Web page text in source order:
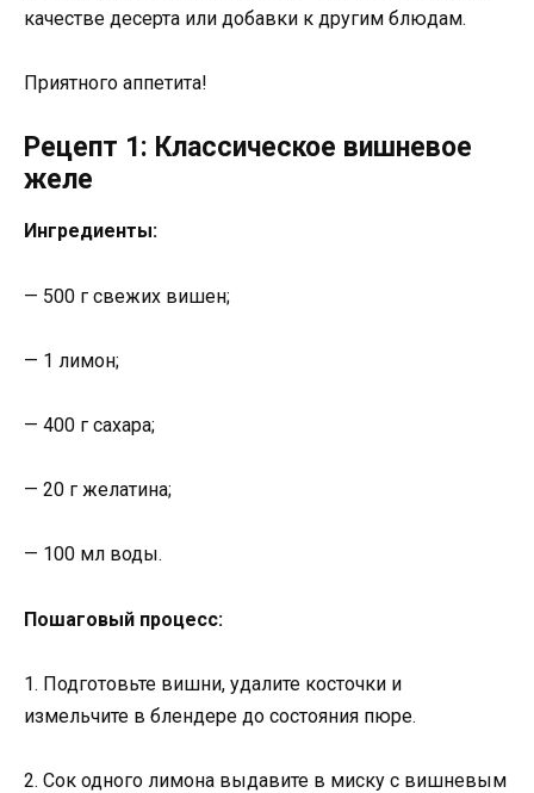
качестве десерта или добавки к другим блюдам.
Приятного аппетита!
Рецепт 1: Классическое вишневое
желе
Ингредиенты:
— 500 г свежих вишен;
— 1 лимон;
— 400 г сахара;
— 20 г желатина;
— 100 мл воды.
Пошаговый процесс:
1. Подготовьте вишни, удалите косточки и
измельчите в блендере до состояния пюре.
2. Сок одного лимона выдавите в миску с вишневым